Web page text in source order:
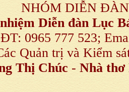
NHÓM DIỄN
Diễn đàn Lục
0965 777 523;
Quản trị và Kiểm
Thị Chúc - Nhà thơ